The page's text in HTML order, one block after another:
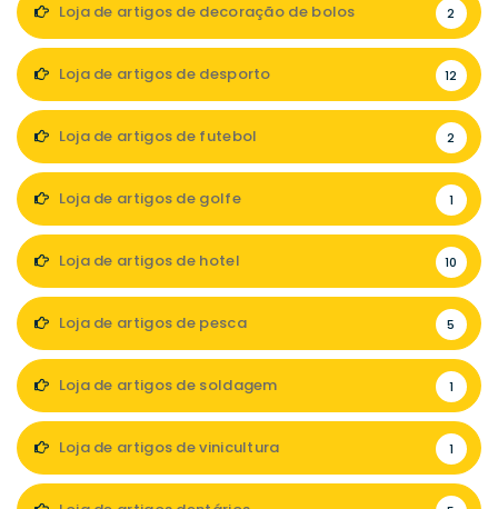
Loja de artigos de decoração de bolos 2
Loja de artigos de desporto 12
Loja de artigos de futebol 2
Loja de artigos de golfe 1
Loja de artigos de hotel 10
Loja de artigos de pesca 5
Loja de artigos de soldagem 1
Loja de artigos de vinicultura 1